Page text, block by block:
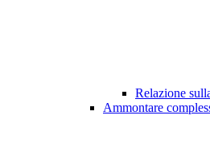
Relazione
Ammontare